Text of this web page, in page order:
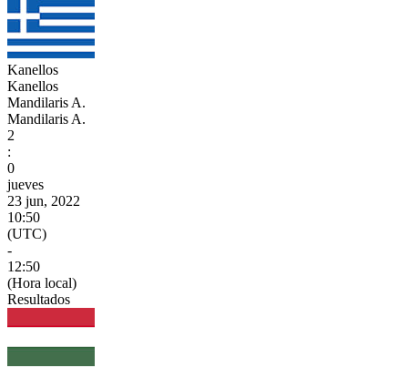
Kanellos
Kanellos
Mandilaris A.
Mandilaris A.
2
:
0
jueves
23 jun, 2022
10:50
(UTC)
-
12:50
(Hora local)
Resultados